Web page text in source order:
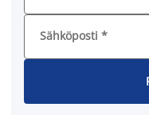
Sähköposti *